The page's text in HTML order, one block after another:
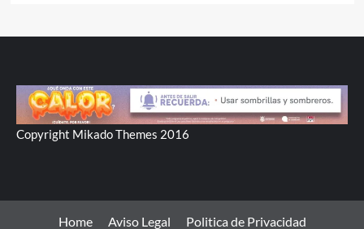
Copyright Mikado Themes 2016
Home Aviso Legal Politica de Privacidad